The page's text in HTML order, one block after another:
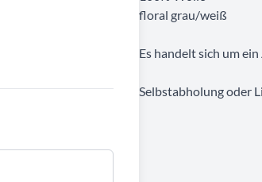
floral grau/weiß
Es handelt sich um
Selbstabholung oder